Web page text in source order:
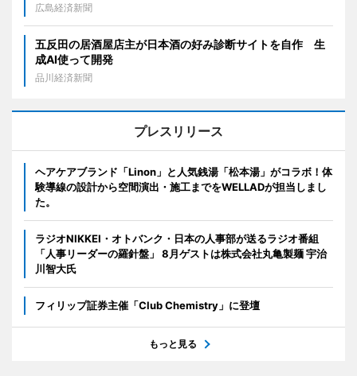
広島経済新聞
五反田の居酒屋店主が日本酒の好み診断サイトを自作 生
成AI使って開発
品川経済新聞
プレスリリース
ヘアケアブランド「Linon」と人気銭湯「松本湯」がコラボ！体
験導線の設計から空間演出・施工までをWELLADが担当しまし
た。
ラジオNIKKEI・オトバンク・日本の人事部が送るラジオ番組
「人事リーダーの羅針盤」 8月ゲストは株式会社丸亀製麺 宇治
川智大氏
フィリップ証券主催「Club Chemistry」に登壇
もっと見る